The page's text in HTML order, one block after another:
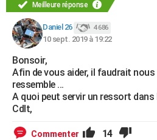
Meilleure réponse
Daniel 26 4 686
10 sept. 2019 à 19:22
Bonsoir,
Afin de vous aider, il faudrait
ressemble ...
A quoi peut servir un ressort dans
Cdlt,
Commenter 14